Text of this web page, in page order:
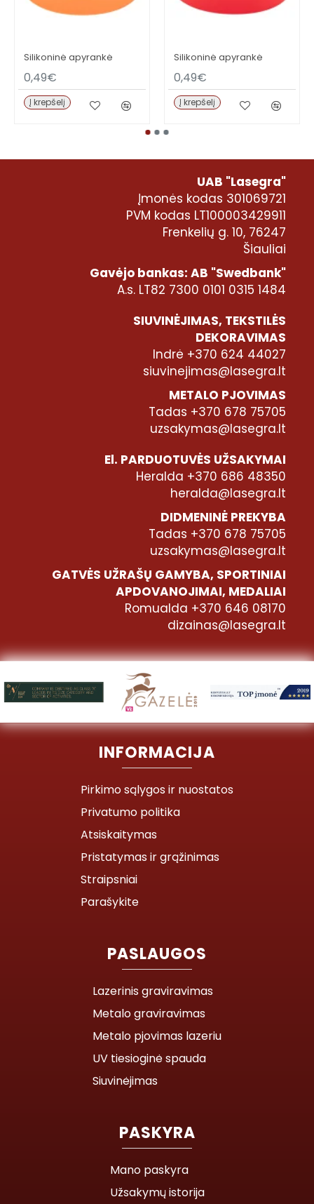
Silikoninė apyrankė
0,49€
Į krepšelį
Silikoninė apyrankė
0,49€
Į krepšelį
UAB "Lasegra"
Įmonės kodas 301069721
PVM kodas LT100003429911
Frenkelių g. 10, 76247
Šiauliai
Gavėjo bankas: AB "Swedbank"
A.s. LT82 7300 0101 0315 1484
SIUVINĖJIMAS, TEKSTILĖS
DEKORAVIMAS
Indrė +370 624 44027
siuvinejimas@lasegra.lt
METALO PJOVIMAS
Tadas +370 678 75705
uzsakymas@lasegra.lt
El. PARDUOTUVĖS UŽSAKYMAI
Heralda +370 686 48350
heralda@lasegra.lt
DIDMENINĖ PREKYBA
Tadas +370 678 75705
uzsakymas@lasegra.lt
GATVĖS UŽRAŠŲ GAMYBA, SPORTINIAI
APDOVANOJIMAI, MEDALIAI
Romualda +370 646 08170
dizainas@lasegra.lt
INFORMACIJA
Pirkimo sąlygos ir nuostatos
Privatumo politika
Atsiskaitymas
Pristatymas ir grąžinimas
Straipsniai
Parašykite
PASLAUGOS
Lazerinis graviravimas
Metalo graviravimas
Metalo pjovimas lazeriu
UV tiesioginė spauda
Siuvinėjimas
PASKYRA
Mano paskyra
Užsakymų istorija